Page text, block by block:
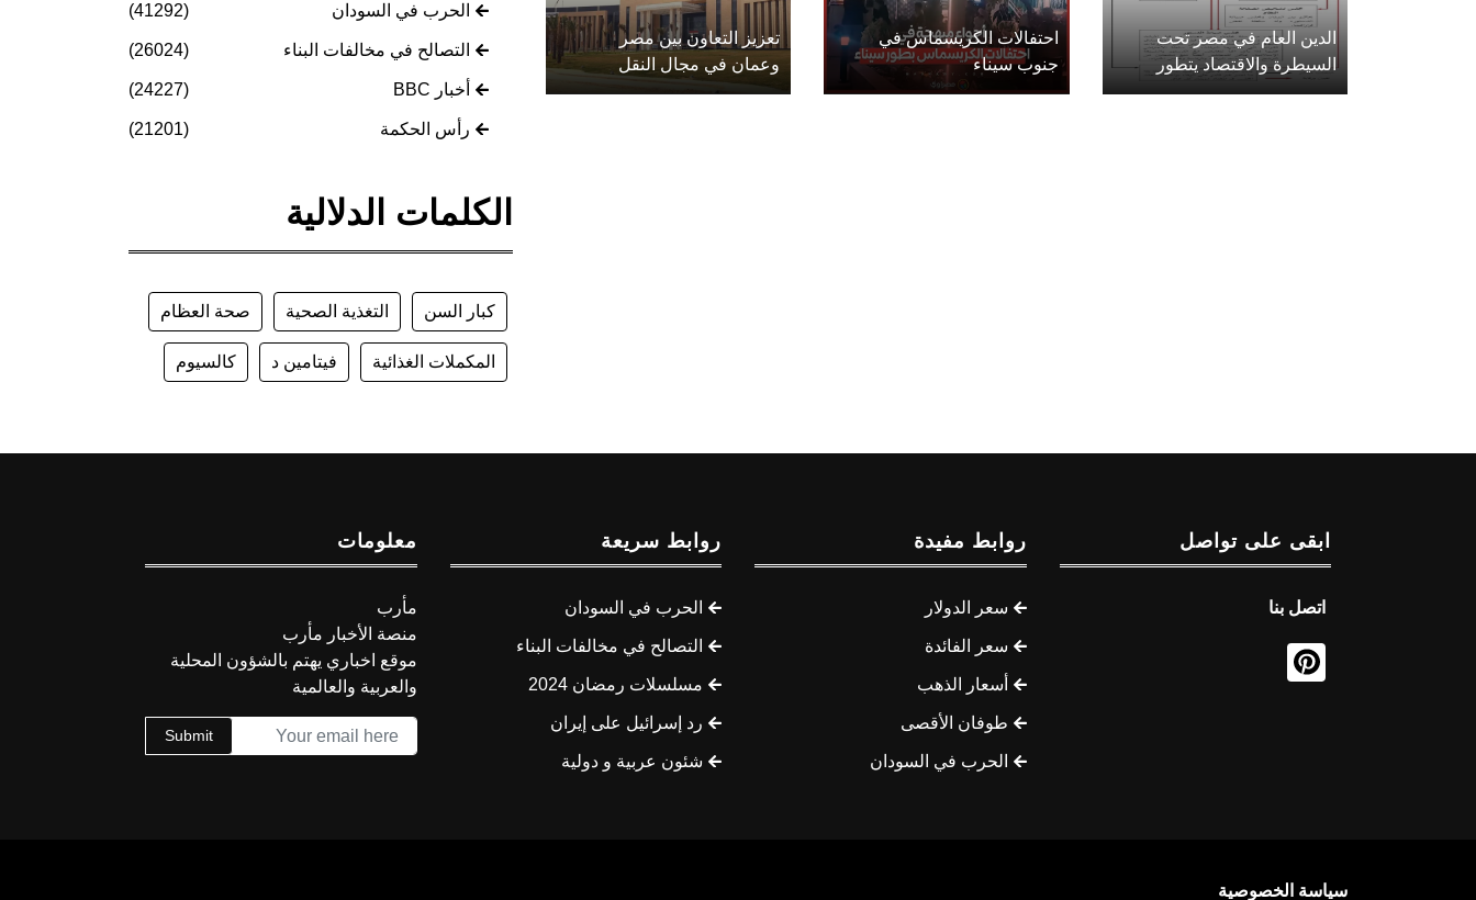
الدين العام في مصر تحت
السيطرة والاقتصاد يتطور
احتفالات الكريسماس في
جنوب سيناء
تعزيز التعاون بين مصر
وعمان في مجال النقل
الحرب في السودان (41292)
التصالح في مخالفات البناء (26024)
أخبار BBC (24227)
رأس الحكمة (21201)
الكلمات الدلالية
كبار السن التغذية الصحية صحة العظام
المكملات الغذائية فيتامين د كالسيوم
ابقى على تواصل
اتصل بنا
روابط مفيدة
سعر الدولار
سعر الفائدة
أسعار الذهب
طوفان الأقصى
الحرب في السودان
روابط سريعة
الحرب في السودان
التصالح في مخالفات البناء
مسلسلات رمضان 2024
رد إسرائيل على إيران
شئون عربية و دولية
معلومات
مأرب
منصة الأخبار مأرب
موقع اخباري يهتم بالشؤون المحلية
والعربية والعالمية
Submit
سياسة الخصوصية